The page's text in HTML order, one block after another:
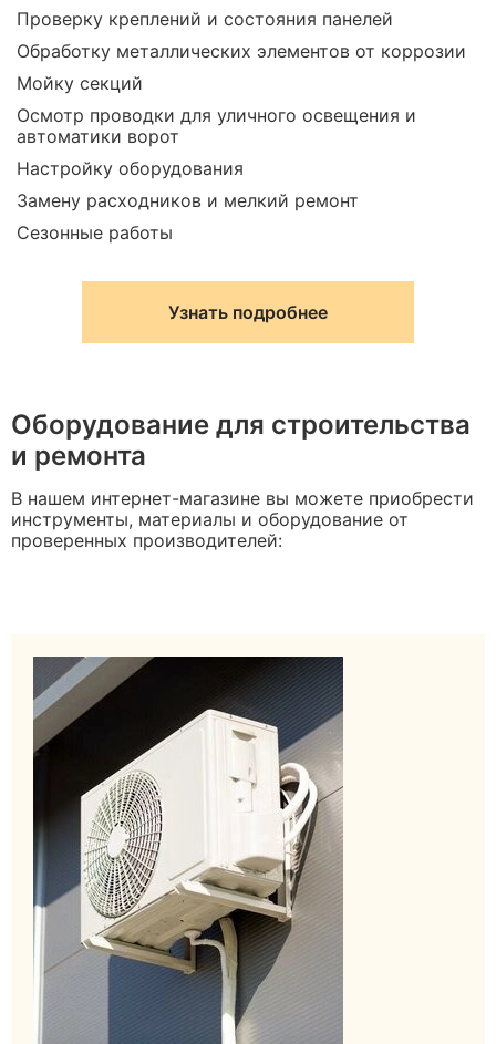
Проверку креплений и состояния панелей
Обработку металлических элементов от коррозии
Мойку секций
Осмотр проводки для уличного освещения и
автоматики ворот
Настройку оборудования
Замену расходников и мелкий ремонт
Сезонные работы
Узнать подробнее
Оборудование для строительства
и ремонта
В нашем интернет-магазине вы можете приобрести
инструменты, материалы и оборудование от
проверенных производителей: